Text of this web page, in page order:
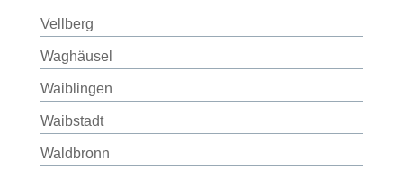
Vellberg
Waghäusel
Waiblingen
Waibstadt
Waldbronn